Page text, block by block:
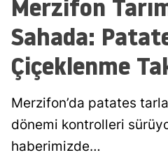
Merzifon
Sahada:
Çiçeklenme
Merzifon’da patates
dönemi kontrolleri
haberimizde…